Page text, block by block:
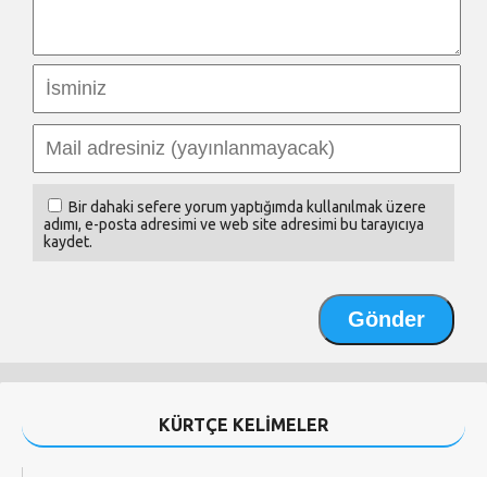
Bir dahaki sefere yorum yaptığımda kullanılmak üzere
adımı, e-posta adresimi ve web site adresimi bu tarayıcıya
kaydet.
KÜRTÇE KELİMELER